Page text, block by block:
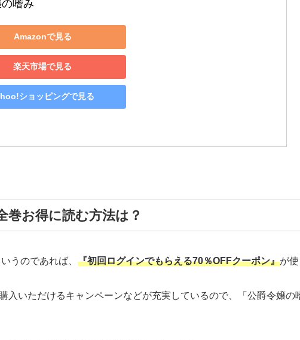
嗜み
Amazonで見る
楽天市場で見る
ショッピングで見る
巻お得に読む方法は？
うのであれば、 『初回ログインでもらえる70％OFFクーポン』が
入いただけるキャンペーンなどが充実しているので、「公爵令嬢の